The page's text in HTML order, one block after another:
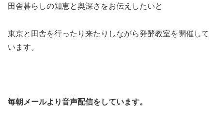
田舎暮らしの知恵と奥深さをお伝えしたいと
東京と田舎を行ったり来たりしながら発酵教室を開催して
います。
毎朝メールより音声配信をしています。